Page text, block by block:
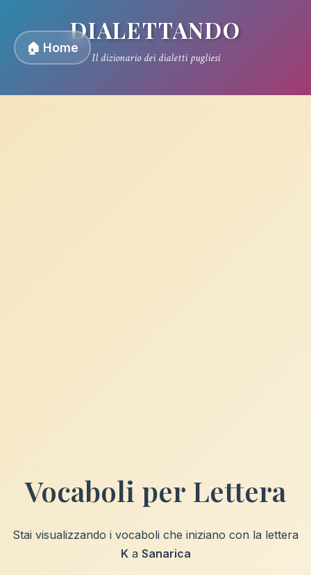
🏠 Home
DIALETTANDO
Il dizionario dei dialetti pugliesi
Vocaboli per Lettera
Stai visualizzando i vocaboli che iniziano con la lettera
Ka Sanarica